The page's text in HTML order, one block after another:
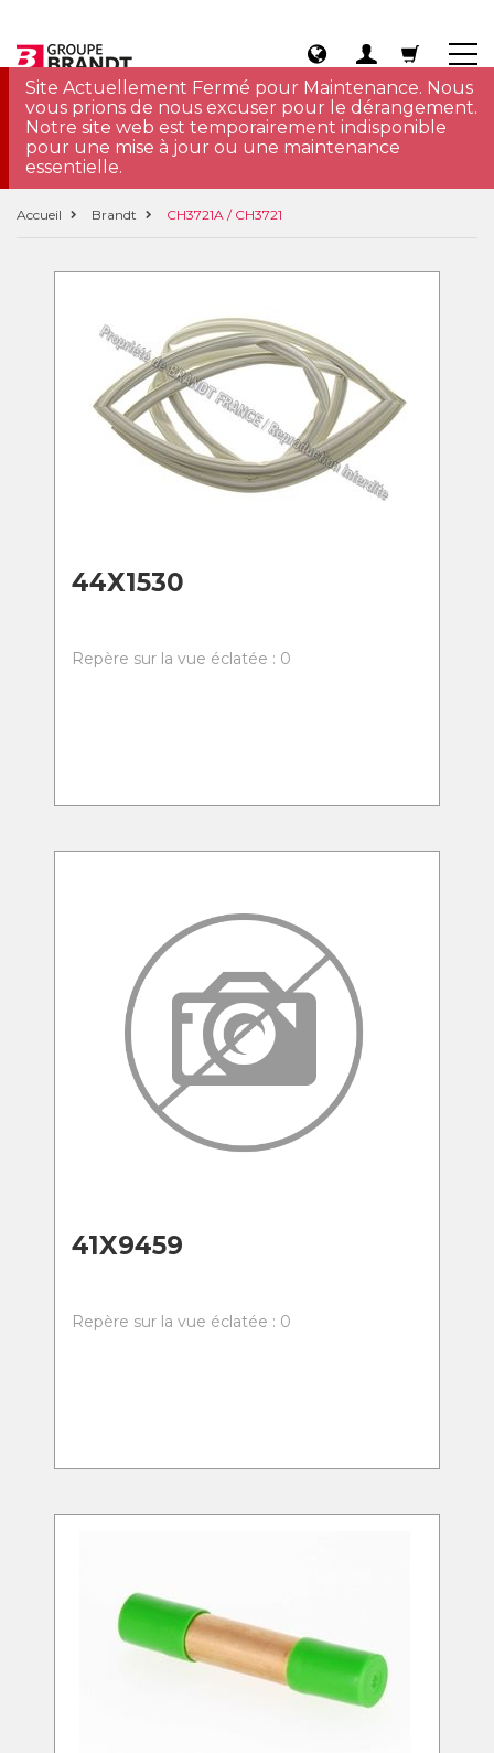
Site Actuellement Fermé pour Maintenance. Nous
vous prions de nous excuser pour le dérangement.
Notre site web est temporairement indisponible
pour une mise à jour ou une maintenance
essentielle.
Accueil Brandt CH3721A / CH3721
44X1530
Repère sur la vue éclatée : 0
41X9459
Repère sur la vue éclatée : 0